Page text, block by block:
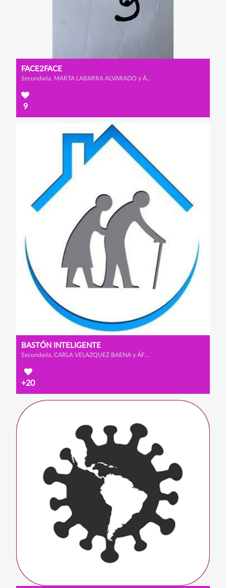
FACE2FACE
Secundaria, MARTA LABARRA ALVARADO y ÁNGELA VALBUENA PÉREZ
9
BASTÓN INTELIGENTE
Secundaria, CARLA VELAZQUEZ BAENA y ÁFRICA MORALES VISCASILLAS
+20